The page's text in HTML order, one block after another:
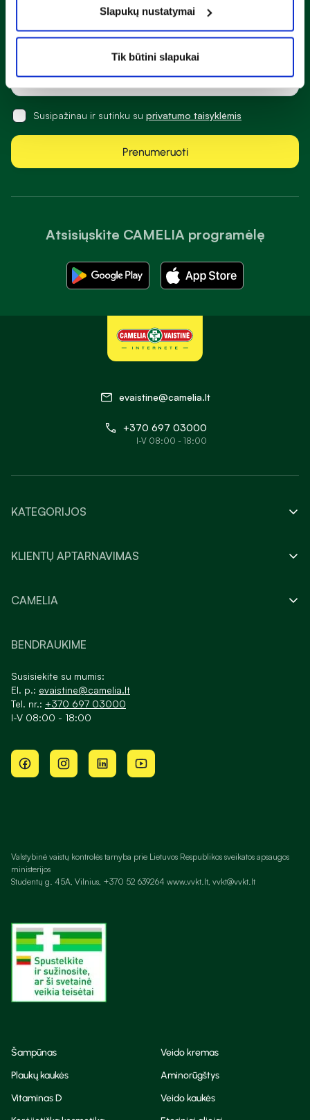
Slapukų nustatymai
Tik būtini slapukai
Atsisiųskite CAMELIA programėlę
Naujienlaiškis
Sužinok apie nuolaidas ir specialius pasiūlymus!
Susipažinau ir sutinku su privatumo taisyklėmis
Prenumeruoti
evaistine@camelia.lt
+370 697 03000
I-V 08:00 - 18:00
KATEGORIJOS
KLIENTŲ APTARNAVIMAS
CAMELIA
BENDRAUKIME
Susisiekite su mumis:
El. p.: evaistine@camelia.lt
Tel. nr.: +370 697 03000
I-V 08:00 - 18:00
Valstybinė vaistų kontrolės tarnyba prie Lietuvos Respublikos sveikatos apsaugos
ministerijos
Studentų g. 45A, Vilnius, +370 52 639264 www.vvkt.lt, vvkt@vvkt.lt
Šampūnas
Veido kremas
Plaukų kaukės
Aminorūgštys
Vitaminas D
Veido kaukės